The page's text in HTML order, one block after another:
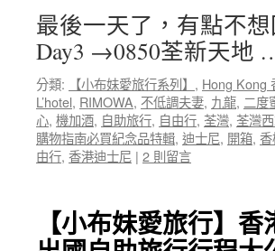
最後一天了，有點不
Day3 →0850荃新天地
分類: 【小布妹愛旅行系列】 , Hong Kong
L’hotel, RIMOWA, 不低調夫妻, 九龍, 二度
心, 機加酒, 自助旅行, 自由行, 荃灣, 荃灣
購物指南必買紀念品特輯, 迪士尼, 開箱,
由行, 香港迪士尼 | 2 則留言
【小布妹愛旅行】